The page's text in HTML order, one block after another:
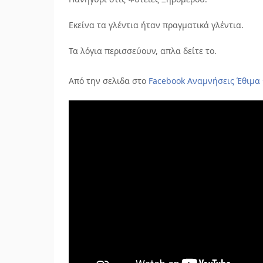
Εκείνα τα γλέντια ήταν πραγματικά γλέντια.
Τα λόγια περισσεύουν, απλα δείτε το.
Από την σελιδα στο Facebook Αναμνήσεις